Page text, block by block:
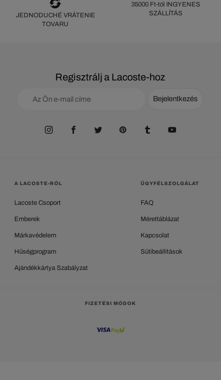
JEDNODUCHÉ VRÁTENIE
TOVARU
35000 Ft-tól INGYENES
SZÁLLÍTÁS
Regisztrálj a Lacoste-hoz
Bejelentkezés
A LACOSTE-RÓL
Lacoste Csoport
Emberek
Márkavédelem
Hűségprogram
Ajándékkártya Szabályzat
ÜGYFÉLSZOLGÁLAT
FAQ
Mérettáblázat
Kapcsolat
Sütibeállítások
FIZETÉSI MÓDOK